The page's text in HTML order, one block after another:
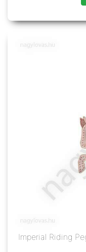
Imperial Riding